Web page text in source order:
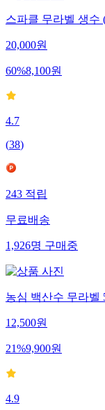
스파클 무라벨 생수
20,000원
60%8,100원
4.7
(38)
243적립
무료배송
1,926명구매중
농심 백산수 무라벨
12,500원
21%9,900원
4.9